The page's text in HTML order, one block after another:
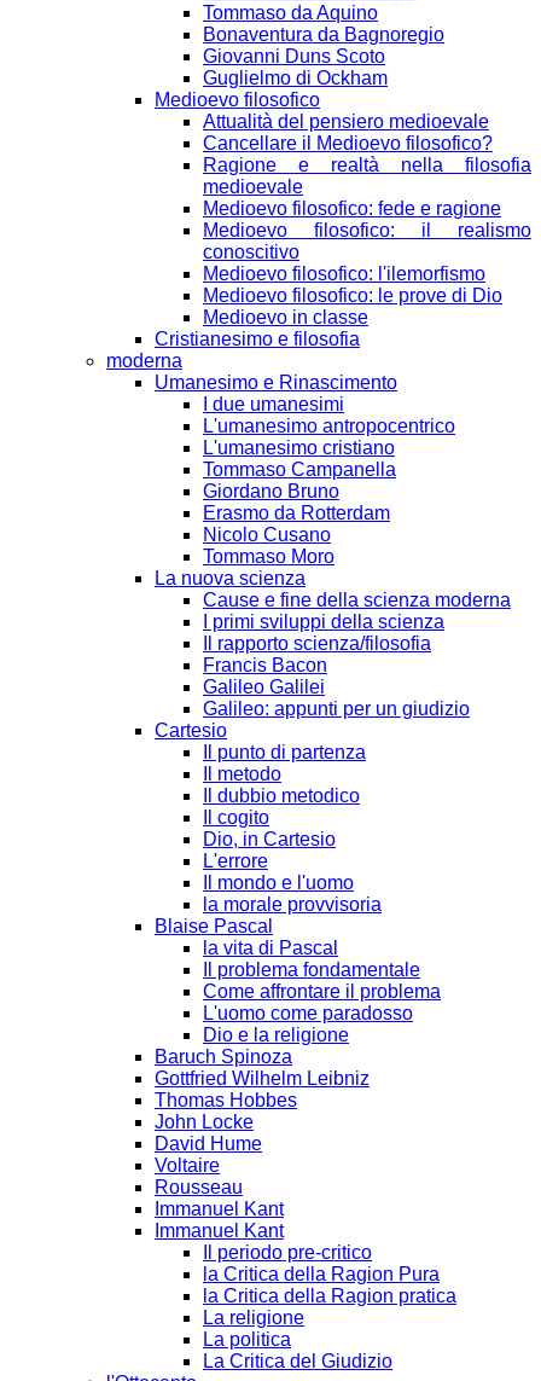
Tommaso da Aquino
Bonaventura da Bagnoregio
Giovanni Duns Scoto
Guglielmo di Ockham
Medioevo filosofico
Attualità del pensiero medioevale
Cancellare il Medioevo filosofico?
Ragione e realtà nella filosofia
medioevale
Medioevo filosofico: fede e ragione
Medioevo filosofico: il realismo
conoscitivo
Medioevo filosofico: l'ilemorfismo
Medioevo filosofico: le prove di Dio
Medioevo in classe
Cristianesimo e filosofia
moderna
Umanesimo e Rinascimento
I due umanesimi
L'umanesimo antropocentrico
L'umanesimo cristiano
Tommaso Campanella
Giordano Bruno
Erasmo da Rotterdam
Nicolo Cusano
Tommaso Moro
La nuova scienza
Cause e fine della scienza moderna
I primi sviluppi della scienza
Il rapporto scienza/filosofia
Francis Bacon
Galileo Galilei
Galileo: appunti per un giudizio
Cartesio
Il punto di partenza
Il metodo
Il dubbio metodico
Il cogito
Dio, in Cartesio
L'errore
Il mondo e l'uomo
la morale provvisoria
Blaise Pascal
la vita di Pascal
Il problema fondamentale
Come affrontare il problema
L'uomo come paradosso
Dio e la religione
Baruch Spinoza
Gottfried Wilhelm Leibniz
Thomas Hobbes
John Locke
David Hume
Voltaire
Rousseau
Immanuel Kant
Immanuel Kant
Il periodo pre-critico
la Critica della Ragion Pura
la Critica della Ragion pratica
La religione
La politica
La Critica del Giudizio